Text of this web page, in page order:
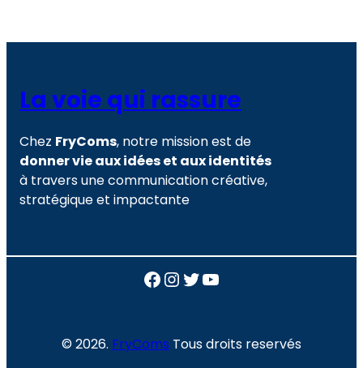
La voie qui rassure
Chez FryComs, notre mission est de
donner vie aux idées et aux identités
à travers une communication créative,
stratégique et impactante
Facebook
Instagram
Twitter
YouTube
© 2026. FryComs Tous droits reservés